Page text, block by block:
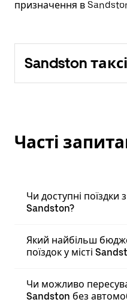
призначення в
Sandston таксі
Часті
Чи доступні поїздки
Sandston?
Який найбільш
поїздок у місті
Чи можливо
Sandston без